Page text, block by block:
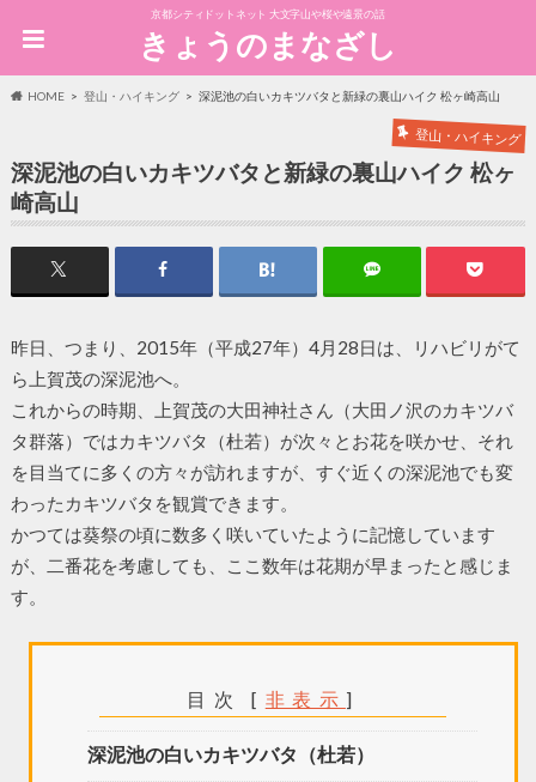
京都シティドットネット 大文字山や桜や遠景の話
きょうのまなざし
HOME 登山・ハイキング 深泥池の白いカキツバタと新緑の裏山ハイク 松ヶ崎高山
登山・ハイキング
深泥池の白いカキツバタと新緑の裏山ハイク 松ヶ
崎高山
昨日、つまり、2015年（平成27年）4月28日は、リハビリがて
ら上賀茂の深泥池へ。
これからの時期、上賀茂の大田神社さん（大田ノ沢のカキツバ
タ群落）ではカキツバタ（杜若）が次々とお花を咲かせ、それ
を目当てに多くの方々が訪れますが、すぐ近くの深泥池でも変
わったカキツバタを観賞できます。
かつては葵祭の頃に数多く咲いていたように記憶しています
が、二番花を考慮しても、ここ数年は花期が早まったと感じま
す。
目次 [ 非表示 ]
深泥池の白いカキツバタ（杜若）